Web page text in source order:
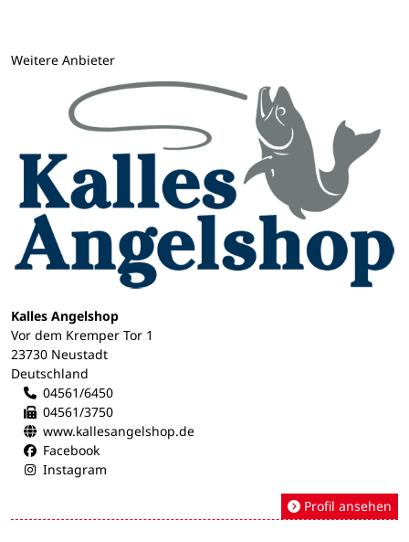
Weitere Anbieter
Kalles Angelshop
Vor dem Kremper Tor 1
23730 Neustadt
Deutschland
04561/6450
04561/3750
www.kallesangelshop.de
Facebook
Instagram
Profil ansehen